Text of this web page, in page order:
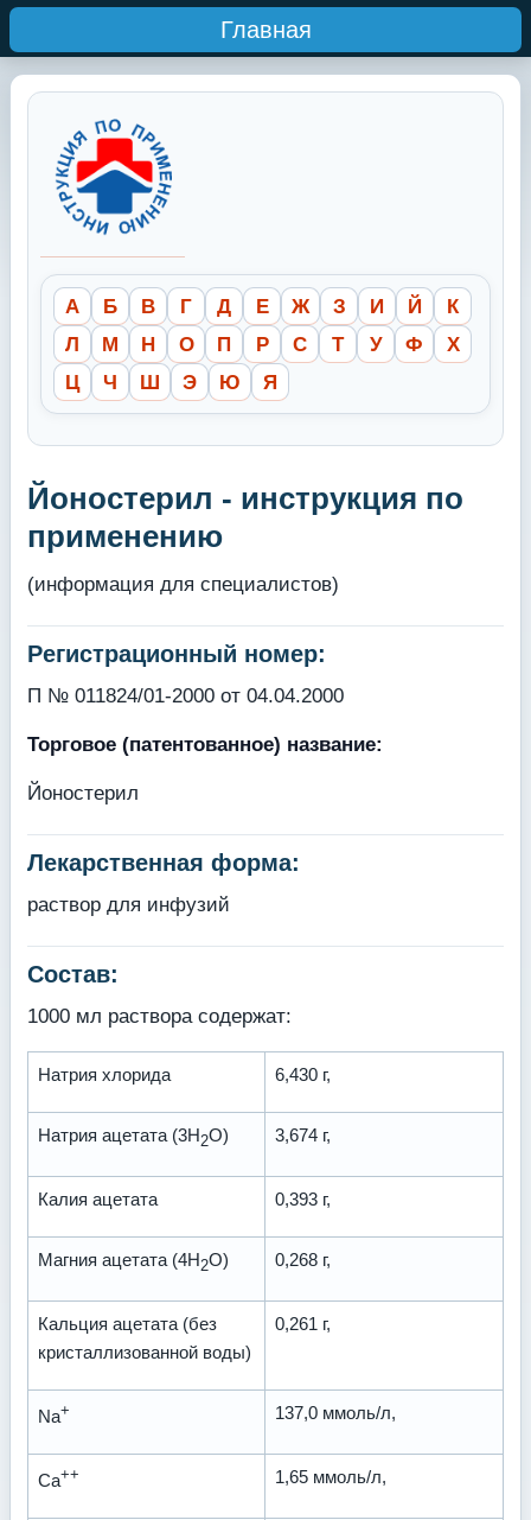
Главная
А Б В Г Д Е Ж З И Й
К
Л
М Н О П Р С Т У Ф
Х
Ц
Ч Ш Э Ю Я
Йоностерил - инструкция по
применению
(информация для специалистов)
Регистрационный номер:
П № 011824/01-2000 от 04.04.2000
Торговое (патентованное) название:
Йоностерил
Лекарственная форма:
раствор для инфузий
Состав:
1000 мл раствора содержат:
Натрия хлорида 6,430 г,
Натрия ацетата (3Н2О) 3,674 г,
Калия ацетата 0,393 г,
Магния ацетата (4Н2О) 0,268 г,
Кальция ацетата (без
кристаллизованной воды)
0,261 г,
Na+ 137,0 ммоль/л,
Ca++ 1,65 ммоль/л,